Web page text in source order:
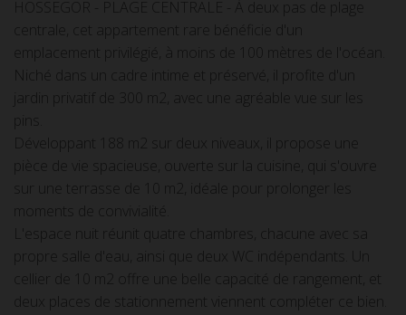
HOSSEGOR - PLAGE CENTRALE - À deux pas de plage
centrale, cet appartement rare bénéficie d'un
emplacement privilégié, à moins de 100 mètres de l'océan.
Niché dans un cadre intime et préservé, il profite d'un
jardin privatif de 300 m2, avec une agréable vue sur les
Développant 188 m2 sur deux niveaux, il propose une
pièce de vie spacieuse, ouverte sur la cuisine, qui s'ouvre
sur une terrasse de 10 m2, idéale pour prolonger les
moments de convivialité.
L'espace nuit réunit quatre chambres, chacune avec sa
propre salle d'eau, ainsi que deux WC indépendants. Un
cellier de 10 m2 offre une belle capacité de rangement, et
deux places de stationnement viennent compléter ce bien.